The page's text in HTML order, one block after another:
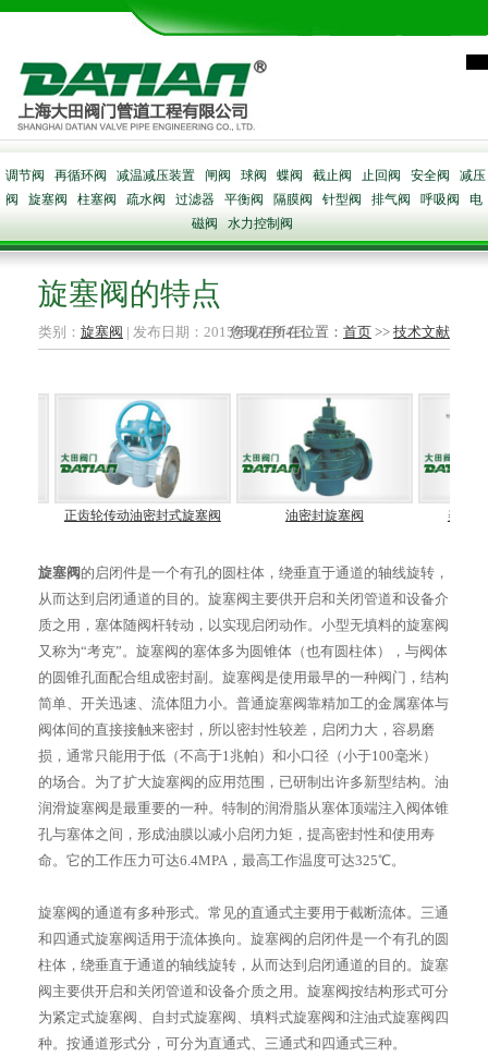
调节阀 再循环阀 减温减压装置 闸阀 球阀 蝶阀 截止阀 止回阀 安全阀
减压
阀
旋塞阀 柱塞阀 疏水阀 过滤器 平衡阀 隔膜阀 针型阀 排气阀 呼吸阀
电
磁阀
水力控制阀
旋塞阀的特点
类别： 旋塞阀 | 发布日期：2015年03月04日
您现在所在位置： 首页 >> 技术文献
正齿轮传动油密封式旋塞阀 油密封旋塞阀 美标法
旋塞阀的启闭件是一个有孔的圆柱体，绕垂直于通道的轴线旋转，
从而达到启闭通道的目的。旋塞阀主要供开启和关闭管道和设备介
质之用，塞体随阀杆转动，以实现启闭动作。小型无填料的旋塞阀
又称为“考克”。旋塞阀的塞体多为圆锥体（也有圆柱体），与阀体
的圆锥孔面配合组成密封副。旋塞阀是使用最早的一种阀门，结构
简单、开关迅速、流体阻力小。普通旋塞阀靠精加工的金属塞体与
阀体间的直接接触来密封，所以密封性较差，启闭力大，容易磨
损，通常只能用于低（不高于1兆帕）和小口径（小于100毫米）
的场合。为了扩大旋塞阀的应用范围，已研制出许多新型结构。油
润滑旋塞阀是最重要的一种。特制的润滑脂从塞体顶端注入阀体锥
孔与塞体之间，形成油膜以减小启闭力矩，提高密封性和使用寿
命。它的工作压力可达6.4MPA，最高工作温度可达325℃。
旋塞阀的通道有多种形式。常见的直通式主要用于截断流体。三通
和四通式旋塞阀适用于流体换向。旋塞阀的启闭件是一个有孔的圆
柱体，绕垂直于通道的轴线旋转，从而达到启闭通道的目的。旋塞
阀主要供开启和关闭管道和设备介质之用。旋塞阀按结构形式可分
为紧定式旋塞阀、自封式旋塞阀、填料式旋塞阀和注油式旋塞阀四
种。按通道形式分，可分为直通式、三通式和四通式三种。